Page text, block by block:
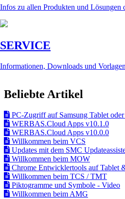
Infos zu allen Produkten und Lösungen
SERVICE
Informationen, Downloads und Vorlagen
Beliebte Artikel
PC-Zugriff auf Samsung Tablet
WERBAS.Cloud Apps v10.1.0
WERBAS.Cloud Apps v10.0.0
Willkommen beim VCS
Updates mit dem SMC
Willkommen beim MOW
Chrome Entwicklertools auf Tablet
Willkommen beim TCS / TMT
Piktogramme und Symbole - Video
Willkommen beim AMG